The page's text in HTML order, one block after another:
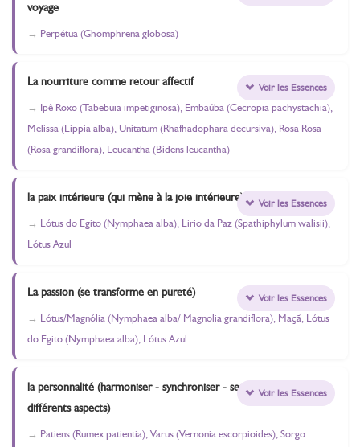
voyage
Perpétua (Ghomphrena globosa)
La nourriture comme retour affectif
Ipê Roxo (Tabebuia impetiginosa), Embaúba (Cecropia pachystachia),
Melissa (Lippia alba), Unitatum (Rhafhadophara decursiva), Rosa Rosa
(Rosa grandiflora), Leucantha (Bidens leucantha)
Voir les Essences
la paix intérieure (qui mène à la joie intérieure)
Lótus do Egito (Nymphaea alba), Lirio da Paz (Spathiphylum walisii),
Lótus Azul
Voir les Essences
La passion (se transforme en pureté)
Lótus/Magnólia (Nymphaea alba/ Magnolia grandiflora), Maçã, Lótus
do Egito (Nymphaea alba), Lótus Azul
Voir les Essences
la personnalité (harmoniser - synchroniser - ses
différents aspects)
Patiens (Rumex patientia), Varus (Vernonia escorpioides), Sorgo
Voir les Essences